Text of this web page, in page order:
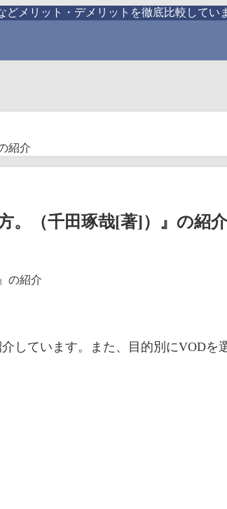
メリット・デメリットを徹底比較してい
紹介
。（千田琢哉[著]）』の紹介
しています。また、目的別にVODを